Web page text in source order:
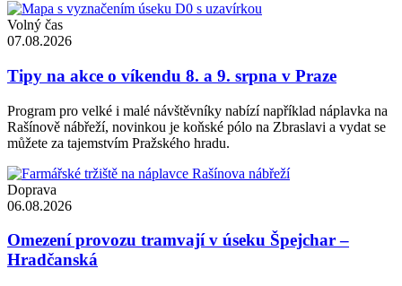
Volný čas
07.08.2026
Tipy na akce o víkendu 8. a 9. srpna v Praze
Program pro velké i malé návštěvníky nabízí například náplavka na
Rašínově nábřeží, novinkou je koňské pólo na Zbraslavi a vydat se
můžete za tajemstvím Pražského hradu.
Doprava
06.08.2026
Omezení provozu tramvají v úseku Špejchar –
Hradčanská